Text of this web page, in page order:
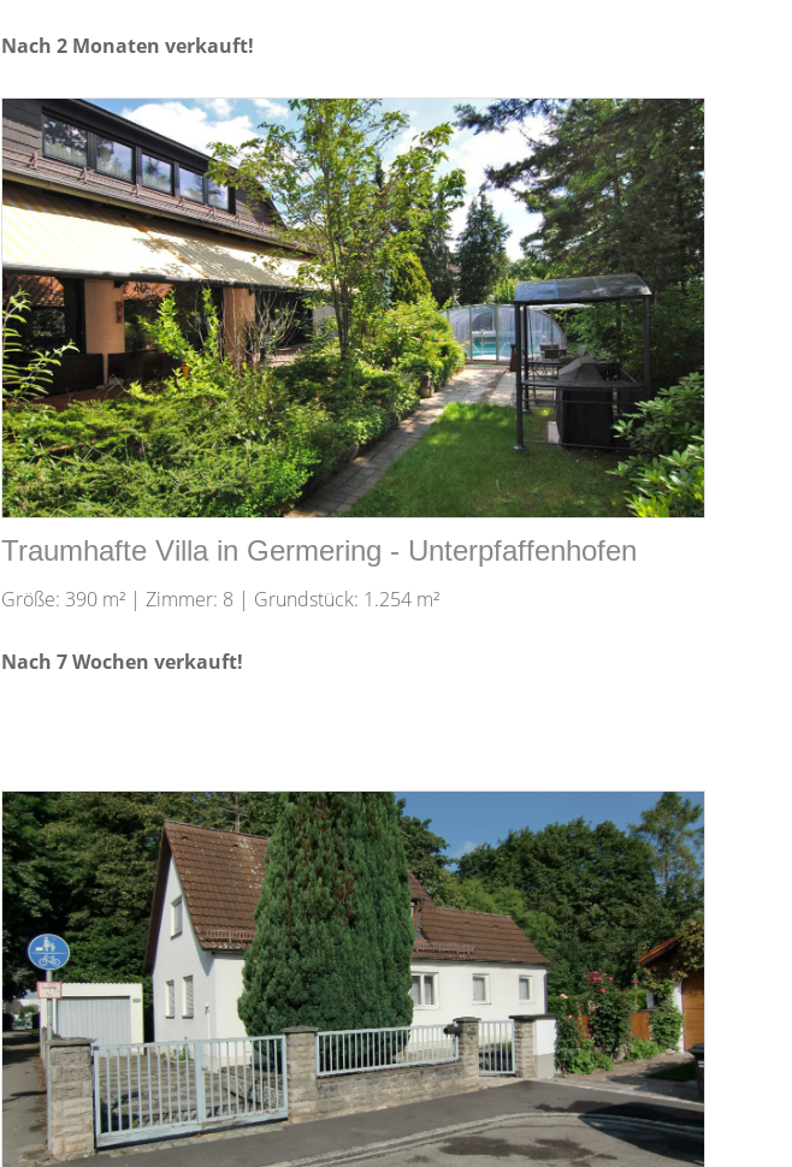
Nach 2 Monaten verkauft!
Traumhafte Villa in Germering - Unterpfaffenhofen
Größe: 390 m² | Zimmer: 8 | Grundstück: 1.254 m²
Nach 7 Wochen verkauft!